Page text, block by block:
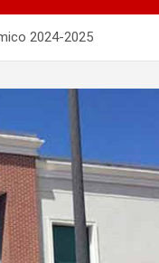
2024-2025